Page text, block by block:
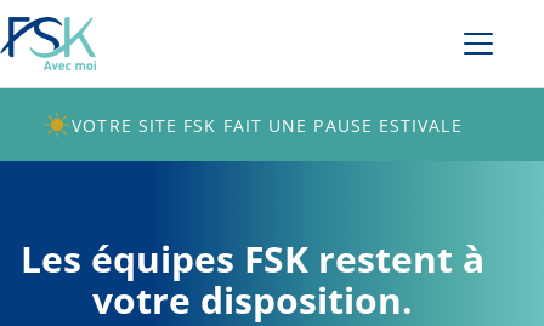
VOTRE SITE FSK FAIT UNE PAUSE ESTIVALE
Les équipes FSK restent à
votre disposition.